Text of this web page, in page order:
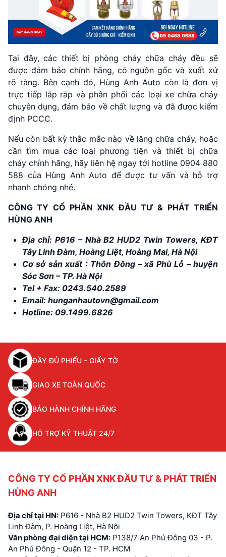
Tại đây, các thiết bị phòng cháy chữa cháy đều sẽ
được đảm bảo chính hãng, có nguồn gốc và xuất xứ
rõ ràng. Bên cạnh đó, Hùng Anh Auto còn là đơn vị
trực tiếp lắp ráp và phân phối các loại xe chữa cháy
chuyên dụng, đảm bảo về chất lượng và đã được kiểm
định PCCC.
Nếu còn bất kỳ thắc mắc nào về lăng chữa cháy, hoặc
cần tìm mua các loại phương tiện và thiết bị chữa
cháy chính hãng, hãy liên hệ ngay tới hotline 0904 880
588 của Hùng Anh Auto để được tư vấn và hỗ trợ
nhanh chóng nhé.
CÔNG TY CỔ PHẦN XNK ĐẦU TƯ & PHÁT TRIỂN
HÙNG ANH
Địa chỉ: P616 – Nhà B2 HUD2 Twin Towers, KĐT
Tây Linh Đàm, Hoàng Liệt, Hoàng Mai, Hà Nội
Cơ sở sản xuất : Thôn Đông – xã Phù Lỗ – huyện
Sóc Sơn – TP. Hà Nội
Tel + Fax: 0243.540.2589
Email: hunganhautovn@gmail.com
Hotline: 09.1499.6826
ĐẦY ĐỦ PHIẾU – GIẤY TỜ
GIAO XE TOÀN QUỐC
BẢO HÀNH CHÍNH HÃNG
HỖ TRỢ KỸ THUẬT 24/7
CÔNG TY CỔ PHẦN XNK ĐẦU TƯ & PHÁT TRIỂN
HÙNG ANH
Địa chỉ tại HN: P616 - Nhà B2 HUD2 Twin Towers, KĐT Tây
Linh Đàm, P. Hoàng Liệt, Hà Nội
Văn phòng đại diện tại HCM: P138/7 An Phú Đông 03 - P.
An Phú Đông - Quận 12 - TP. HCM